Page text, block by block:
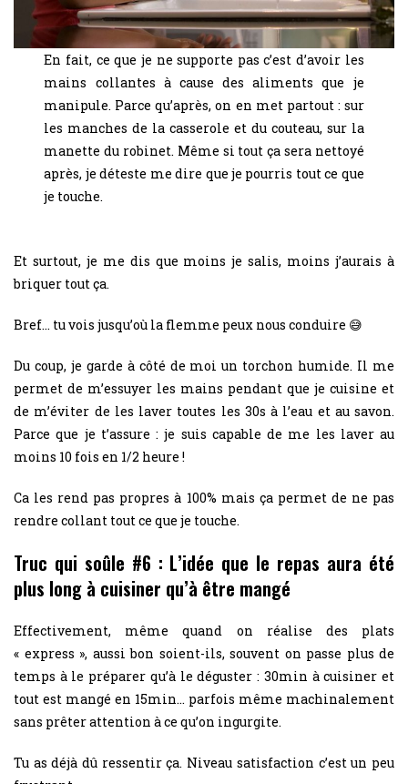
En fait, ce que je ne supporte pas c’est d’avoir les
mains collantes à cause des aliments que je
manipule. Parce qu’après, on en met partout : sur
les manches de la casserole et du couteau, sur la
manette du robinet. Même si tout ça sera nettoyé
après, je déteste me dire que je pourris tout ce que
je touche.
Et surtout, je me dis que moins je salis, moins j’aurais à
briquer tout ça.
Bref… tu vois jusqu’où la flemme peux nous conduire 😅
Du coup, je garde à côté de moi un torchon humide. Il me
permet de m’essuyer les mains pendant que je cuisine et
de m’éviter de les laver toutes les 30s à l’eau et au savon.
Parce que je t’assure : je suis capable de me les laver au
moins 10 fois en 1/2 heure !
Ca les rend pas propres à 100% mais ça permet de ne pas
rendre collant tout ce que je touche.
Truc qui soûle #6 : L’idée que le repas aura été
plus long à cuisiner qu’à être mangé
Effectivement, même quand on réalise des plats
« express », aussi bon soient-ils, souvent on passe plus de
temps à le préparer qu’à le déguster : 30min à cuisiner et
tout est mangé en 15min… parfois même machinalement
sans prêter attention à ce qu’on ingurgite.
Tu as déjà dû ressentir ça. Niveau satisfaction c’est un peu